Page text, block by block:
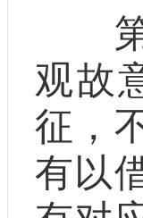
第
观故
征，
有以